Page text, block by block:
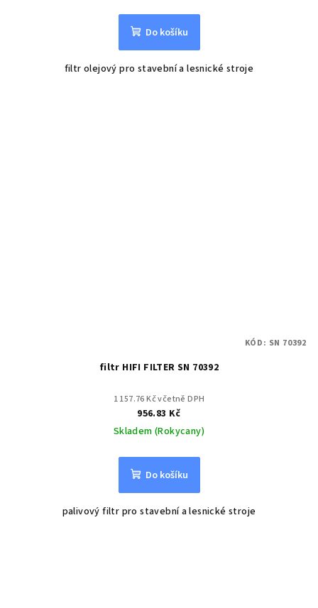
Do košíku
filtr olejový pro stavební a lesnické stroje
filtr HIFI FILTER SN 70392
1 157.76 Kč včetně DPH
956.83 Kč
Skladem (Rokycany)
Do košíku
palivový filtr pro stavební a lesnické stroje
KÓD: SN 70392